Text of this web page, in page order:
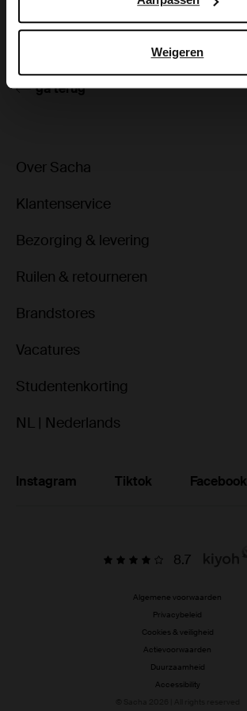
Weigeren
Bezorgen & retour
ga terug
Over Sacha
Klantenservice
Bezorging & levering
Ruilen & retourneren
Brandstores
Vacatures
Studentenkorting
NL | Nederlands
Instagram Tiktok Facebook
8.7
Algemene voorwaarden
Privacybeleid
Cookies & veiligheid
Actievoorwaarden
Duurzaamheid
Accessibility